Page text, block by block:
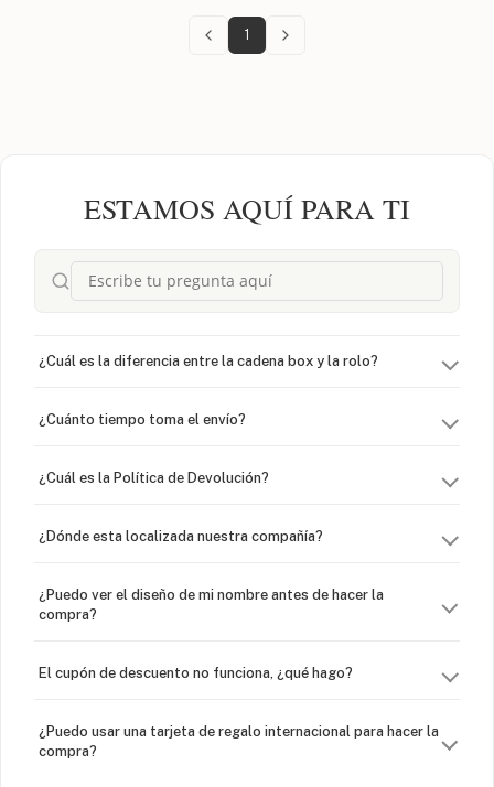
1
ESTAMOS AQUÍ PARA TI
¿Cuál es la diferencia entre la cadena box y la rolo?
¿Cuánto tiempo toma el envío?
¿Cuál es la Política de Devolución?
¿Dónde esta localizada nuestra compañía?
¿Puedo ver el diseño de mi nombre antes de hacer la
compra?
El cupón de descuento no funciona, ¿qué hago?
¿Puedo usar una tarjeta de regalo internacional para hacer la
compra?